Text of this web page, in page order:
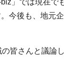
」では現在で
今後も、地元
さんと議論